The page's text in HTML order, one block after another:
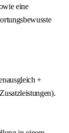
eine
+